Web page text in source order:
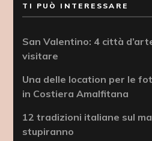
TI PUÒ INTERESSARE
San Valentino: 4 città
visitare
Una delle location per le
in Costiera Amalfitana
12 tradizioni italiane sul
stupiranno